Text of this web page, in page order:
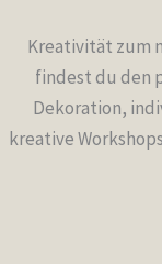
Kreativität zum
findest du den
Dekoration,
kreative